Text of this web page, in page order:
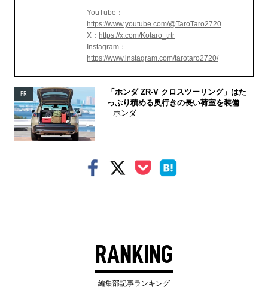
YouTube：
https://www.youtube.com/@TaroTaro2720
X： https://x.com/Kotaro_trtr
Instagram：
https://www.instagram.com/tarotaro2720/
PR
「ホンダ ZR-V クロスツーリング」はた
っぷり積める奥行きの長い荷室を装備
ホンダ
RANKING
編集部記事ランキング